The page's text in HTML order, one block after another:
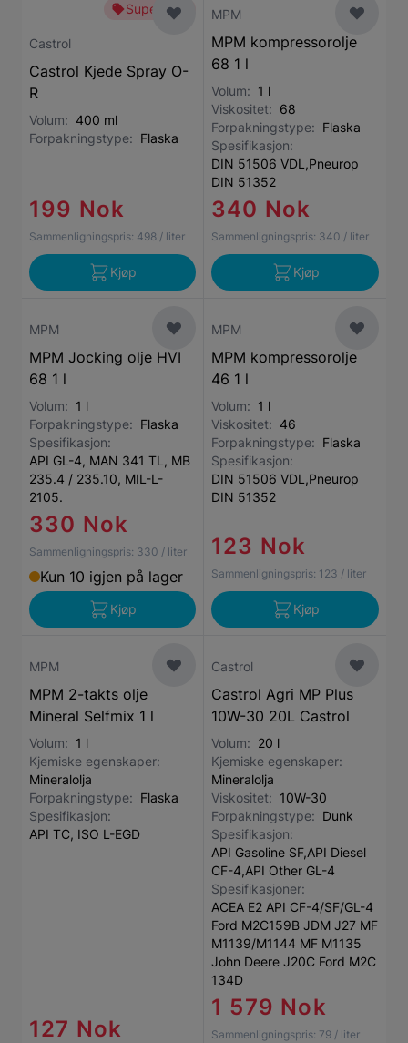
Superbillig
Castrol
Castrol Kjede Spray O-
R
Volum: 400 ml
Forpakningstype: Flaska
199 Nok
Sammenligningspris: 498 / liter
Kjøp
MPM
MPM kompressorolje
68 1 l
Volum: 1 l
Viskositet: 68
Forpakningstype: Flaska
Spesifikasjon:
DIN 51506 VDL,Pneurop
DIN 51352
340 Nok
Sammenligningspris: 340 / liter
Kjøp
MPM
MPM Jocking olje HVI
68 1 l
Volum: 1 l
Forpakningstype: Flaska
Spesifikasjon:
API GL-4, MAN 341 TL, MB
235.4 / 235.10, MIL-L-
2105.
330 Nok
Sammenligningspris: 330 / liter
Kun 10 igjen på lager
Kjøp
MPM
MPM kompressorolje
46 1 l
Volum: 1 l
Viskositet: 46
Forpakningstype: Flaska
Spesifikasjon:
DIN 51506 VDL,Pneurop
DIN 51352
123 Nok
Sammenligningspris: 123 / liter
Kjøp
MPM
MPM 2-takts olje
Mineral Selfmix 1 l
Volum: 1 l
Kjemiske egenskaper:
Mineralolja
Forpakningstype: Flaska
Spesifikasjon:
API TC, ISO L-EGD
127 Nok
Castrol
Castrol Agri MP Plus
10W-30 20L Castrol
Volum: 20 l
Kjemiske egenskaper:
Mineralolja
Viskositet: 10W-30
Forpakningstype: Dunk
Spesifikasjon:
API Gasoline SF,API Diesel
CF-4,API Other GL-4
Spesifikasjoner:
ACEA E2 API CF-4/SF/GL-4
Ford M2C159B JDM J27 MF
M1139/M1144 MF M1135
John Deere J20C Ford M2C
134D
1 579 Nok
Sammenligningspris: 79 / liter